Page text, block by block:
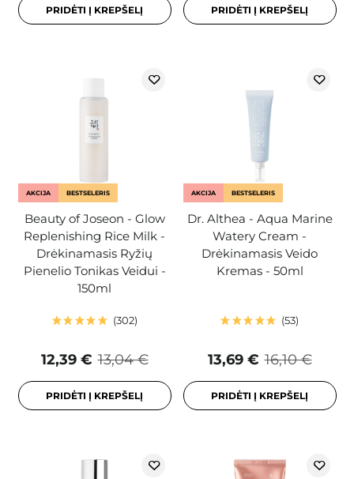
PRIDĖTI Į KREPŠELĮ PRIDĖTI Į KREPŠELĮ
AKCIJA BESTSELERIS
Beauty of Joseon - Glow
Replenishing Rice Milk -
Drėkinamasis Ryžių
Pienelio Tonikas Veidui -
150ml
302
13,04 €
12,39 €
PRIDĖTI Į KREPŠELĮ
AKCIJA BESTSELERIS
Dr. Althea - Aqua Marine
Watery Cream -
Drėkinamasis Veido
Kremas - 50ml
53
16,10 €
13,69 €
PRIDĖTI Į KREPŠELĮ